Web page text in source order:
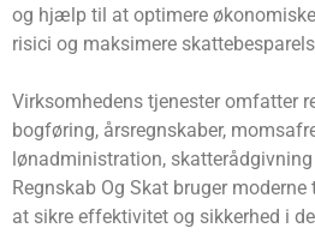
og hjælp til at optimere
risici og maksimere
Virksomhedens tjenester omfatter
bogføring, årsregnskaber,
lønadministration,
Regnskab Og Skat bruger
at sikre effektivitet og sikkerhed i